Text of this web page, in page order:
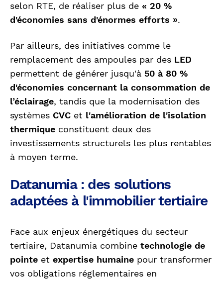
selon RTE, de réaliser plus de « 20 %
d'économies sans d'énormes efforts ».
Par ailleurs, des initiatives comme le
remplacement des ampoules par des LED
permettent de générer jusqu'à 50 à 80 %
d'économies concernant la consommation de
l’éclairage, tandis que la modernisation des
systèmes CVC et l'amélioration de l'isolation
thermique constituent deux des
investissements structurels les plus rentables
à moyen terme.
Datanumia : des solutions
adaptées à l'immobilier tertiaire
Face aux enjeux énergétiques du secteur
tertiaire, Datanumia combine technologie de
pointe et expertise humaine pour transformer
vos obligations réglementaires en